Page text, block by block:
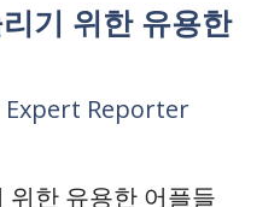
기 위한 유용한
Expert Reporter
위한 유용한 어플들